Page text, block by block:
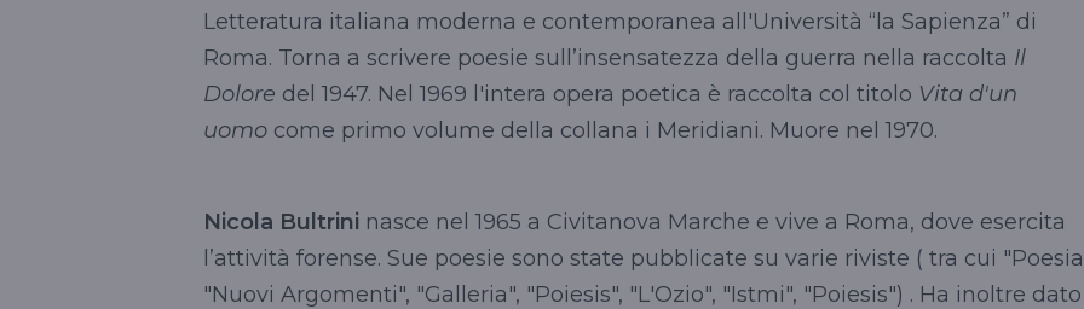
Letteratura italiana moderna e contemporanea all'Università “la Sapienza” di
Roma. Torna a scrivere poesie sull’insensatezza della guerra nella raccolta Il
Dolore del 1947. Nel 1969 l'intera opera poetica è raccolta col titolo Vita d'un
uomo come primo volume della collana i Meridiani. Muore nel 1970.
Nicola Bultrini nasce nel 1965 a Civitanova Marche e vive a Roma, dove esercita
l’attività forense. Sue poesie sono state pubblicate su varie riviste ( tra cui
"Nuovi Argomenti", "Galleria", "Poiesis", "L'Ozio", "Istmi", "Poiesis") . Ha inoltre dato